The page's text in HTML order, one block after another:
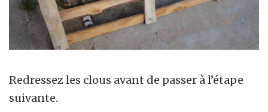
Redressez les clous avant de passer à l’étape
suivante.